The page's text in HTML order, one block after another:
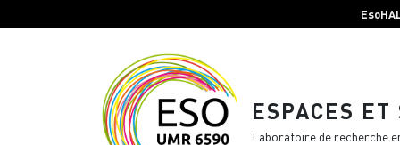
ESPACES ET
Laboratoire de recherche